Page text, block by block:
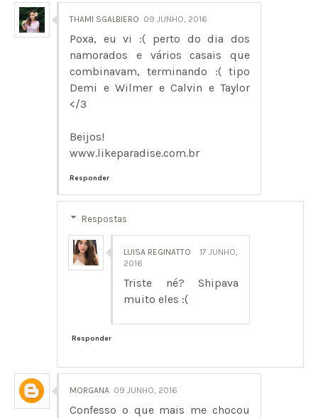
THAMI SGALBIERO 09 JUNHO, 2016
Poxa, eu vi :( perto do dia dos
namorados e vários casais que
combinavam, terminando :( tipo
Demi e Wilmer e Calvin e Taylor
</3
Beijos!
www.likeparadise.com.br
Responder
Respostas
LUISA REGINATTO
17 JUNHO,
2016
Triste né? Shipava
muito eles :(
Responder
MORGANA 09 JUNHO, 2016
Confesso o que mais me chocou